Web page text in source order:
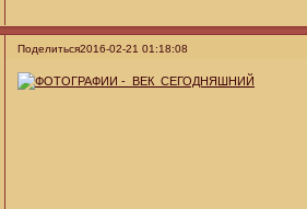
Поделиться2016-02-21 01:18:08